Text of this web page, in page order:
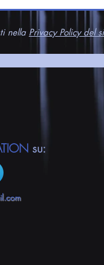
nella Privacy Policy del
su: